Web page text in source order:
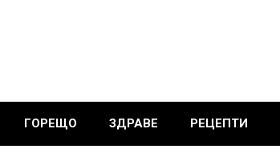
ГОРЕЩО ЗДРАВЕ РЕЦЕПТИ